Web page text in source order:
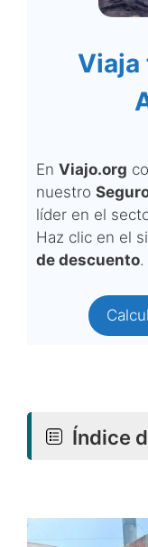
Viaja
En Viajo.org
nuestro
líder en el
Haz clic en el
de descuento.
Índice